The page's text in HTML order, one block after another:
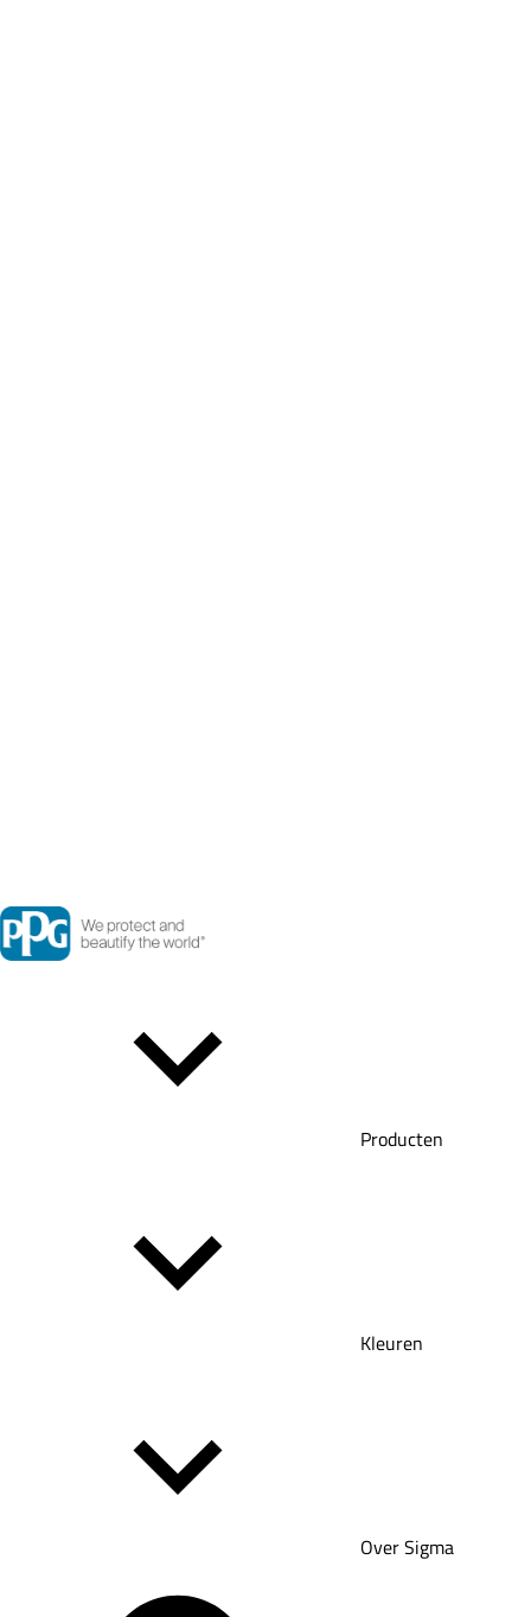
Producten
Kleuren
Over Sigma